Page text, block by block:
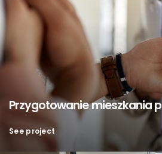
Przygotowanie mieszkania
See project